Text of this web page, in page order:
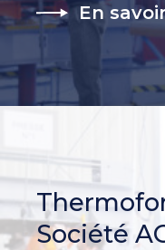
En
Société